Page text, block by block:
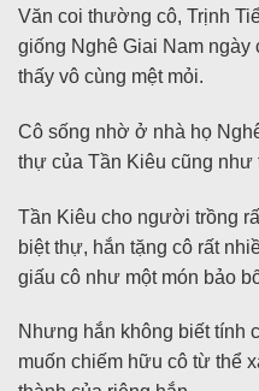
Văn coi thường cô, Trịnh
giống Nghê Giai Nam ngày
thấy vô cùng mệt mỏi.
Cô sống nhờ ở nhà họ
thự của Tần Kiêu cũng như
Tần Kiêu cho người trồng
biệt thự, hắn tặng cô rất
giấu cô như một món bảo
Nhưng hắn không biết tính
muốn chiếm hữu cô từ thể